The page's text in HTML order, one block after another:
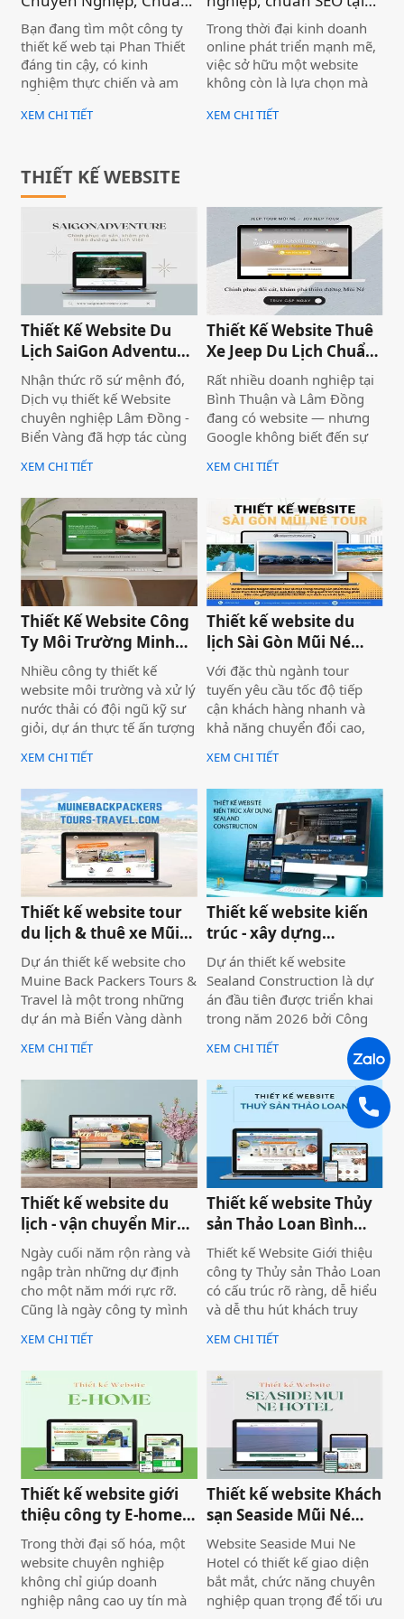
SEO, Lên Top Google
Nhanh )
Bạn đang tìm một công ty
thiết kế web tại Phan Thiết
đáng tin cậy, có kinh
nghiệm thực chiến và am
hiểu thị trường địa phương?
Với hơn 10 năm hoạt động
cùng nhiều doanh nghiệp
lớn nhỏ trong hành trình
tuyến — từ website đơn
giản đến hệ thống bán hàng
phức tạp.
XEM CHI TIẾT
Lâm Đồng, hiệu quả cho
doanh nghiệp )
Trong thời đại kinh doanh
online phát triển mạnh mẽ,
việc sở hữu một website
không còn là lựa chọn mà
đối với mọi doanh nghiệp.
hiệu trên Internet ngày
càng tăng cao.
XEM CHI TIẾT
THIẾT KẾ WEBSITE
Thiết Kế Website Du
Lịch SaiGon Adventure
- Top tour Saigon
Nhận thức rõ sứ mệnh đó,
Dịch vụ thiết kế Website
chuyên nghiệp Lâm Đồng -
Biển Vàng đã hợp tác cùng
thương hiệu SaiGon
Adventure để triển khai dự
án thiết kế website du lịch
cao cấp tại địa chỉ
saigonadventure.com. Dự
án không chỉ giúp SaiGon
Adventure khẳng định vị
thế dẫn đầu trong mảng
tour trải nghiệm Sài Gòn &
Việt Nam mà còn là minh
chứng cho năng lực công
nghệ và tư duy UX/UI hiện
đại từ Biển Vàng.
XEM CHI TIẾT
Thiết Kế Website Thuê
Xe Jeep Du Lịch Chuẩn
SEO 2026 | JoyJeep
Rất nhiều doanh nghiệp tại
Bình Thuận và Lâm Đồng
đang có website — nhưng
Google không biết đến sự
tồn tại của họ. Không có
khách từ tìm kiếm tự nhiên,
dung đều trở nên vô nghĩa.
Vấn đề không nằm ở nội
dung hay thiếu ngân sách
quảng cáo — mà nằm ngay
ở nền tảng: website chưa
được thiết kế chuẩn SEO
2026 từ đầu.
XEM CHI TIẾT
Thiết Kế Website Công
Ty Môi Trường Minh
Đạt - Lâm Đồng
Nhiều công ty thiết kế
website môi trường và xử lý
nước thải có đội ngũ kỹ sư
giỏi, dự án thực tế ấn tượng
— nhưng website lại sơ sài,
tải chậm, không có trên
Google. Hệ quả là hợp đồng
B2B bị đối thủ có website
chuyên nghiệp hơn giành
mất, dù năng lực kỹ thuật
của bạn hoàn toàn vượt
XEM CHI TIẾT
Thiết kế website du
lịch Sài Gòn Mũi Né
Tour
Với đặc thù ngành tour
tuyến yêu cầu tốc độ tiếp
cận khách hàng nhanh và
khả năng chuyển đổi cao,
dự án không chỉ được xây
dựng như một website giới
thiệu thông tin, mà được
định hướng trở thành một
công cụ hỗ trợ bán hàng
thực tế.
XEM CHI TIẾT
Thiết kế website tour
du lịch & thuê xe Mũi
Né
Dự án thiết kế website cho
Muine Back Packers Tours &
Travel là một trong những
dự án mà Biển Vàng dành
rất nhiều tâm huyết để triển
khai trọn vẹn cả về giao
diện, trải nghiệm người
dùng và hiệu quả vận hành
XEM CHI TIẾT
Thiết kế website kiến
trúc - xây dựng
Sealand Construction
Dự án thiết kế website
Sealand Construction là dự
án đầu tiên được triển khai
trong năm 2026 bởi Công
ty Thiết kế Website Biển
Vàng, mang ý nghĩa mở đầu
cho một năm phát triển mới
với định hướng chuyên
nghiệp, bài bản và bền
vững.
XEM CHI TIẾT
Thiết kế website du
lịch - vận chuyển Mira
tour Mũi Né
Ngày cuối năm rộn ràng và
ngập tràn những dự định
cho một năm mới rực rỡ.
Cũng là ngày công ty mình
bàn giao dự án thiết kế
website Mira Tour Mũi Né –
một website chuyên về tour
du lịch và thuê xe
XEM CHI TIẾT
Thiết kế website Thủy
sản Thảo Loan Bình
Thuận, Lâm Đồng
Thiết kế Website Giới thiệu
công ty Thủy sản Thảo Loan
có cấu trúc rõ ràng, dễ hiểu
và dễ thu hút khách truy
cập vào website giúp truyền
tải thông tin hiệu quả. Với
màu xanh dương và đỏ làm
nổi bật lên những nội dung
chính của website.
XEM CHI TIẾT
Thiết kế website giới
thiệu công ty E-home
Bình Thuận
Trong thời đại số hóa, một
website chuyên nghiệp
không chỉ giúp doanh
nghiệp nâng cao uy tín mà
Thiết kế website Khách
sạn Seaside Mũi Né
chuyên nghiệp
Website Seaside Mui Ne
Hotel có thiết kế giao diện
bắt mắt, chức năng chuyên
nghiệp quan trọng để tối ưu